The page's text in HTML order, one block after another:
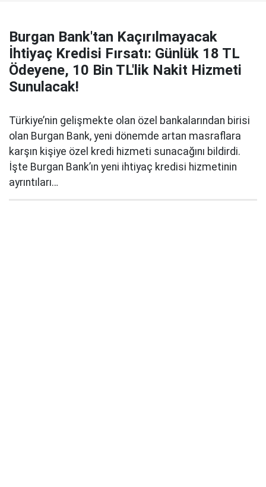
Burgan Bank'tan Kaçırılmayacak
İhtiyaç Kredisi Fırsatı: Günlük 18 TL
Ödeyene, 10 Bin TL'lik Nakit Hizmeti
Sunulacak!
Türkiye’nin gelişmekte olan özel bankalarından birisi
olan Burgan Bank, yeni dönemde artan masraflara
karşın kişiye özel kredi hizmeti sunacağını bildirdi.
İşte Burgan Bank’ın yeni ihtiyaç kredisi hizmetinin
ayrıntıları…